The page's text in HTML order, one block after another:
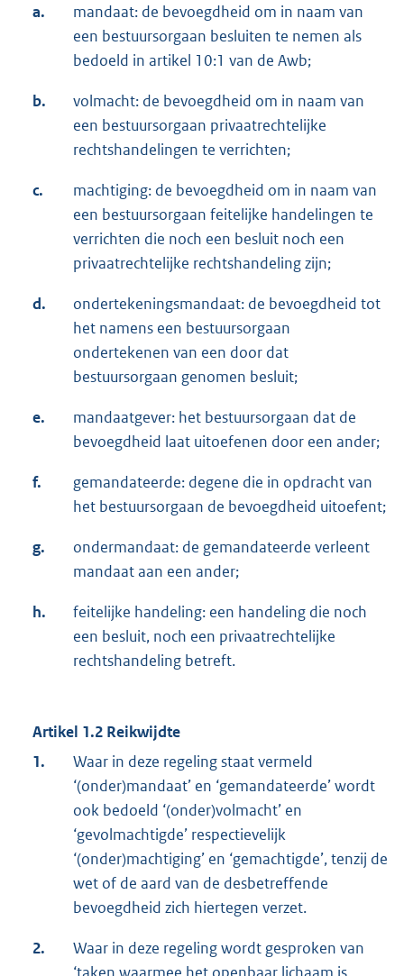
a.
mandaat: de bevoegdheid om in naam van
een bestuursorgaan besluiten te nemen als
bedoeld in artikel 10:1 van de Awb;
b.
volmacht: de bevoegdheid om in naam van
een bestuursorgaan privaatrechtelijke
rechtshandelingen te verrichten;
c.
machtiging: de bevoegdheid om in naam van
een bestuursorgaan feitelijke handelingen te
verrichten die noch een besluit noch een
privaatrechtelijke rechtshandeling zijn;
d.
ondertekeningsmandaat: de bevoegdheid tot
het namens een bestuursorgaan
ondertekenen van een door dat
bestuursorgaan genomen besluit;
e.
mandaatgever: het bestuursorgaan dat de
bevoegdheid laat uitoefenen door een ander;
f.
gemandateerde: degene die in opdracht van
het bestuursorgaan de bevoegdheid uitoefent;
g.
ondermandaat: de gemandateerde verleent
mandaat aan een ander;
h.
feitelijke handeling: een handeling die noch
een besluit, noch een privaatrechtelijke
rechtshandeling betreft.
Artikel 1.2 Reikwijdte
1.
Waar in deze regeling staat vermeld
‘(onder)mandaat’ en ‘gemandateerde’ wordt
ook bedoeld ‘(onder)volmacht’ en
‘gevolmachtigde’ respectievelijk
‘(onder)machtiging’ en ‘gemachtigde’, tenzij de
wet of de aard van de desbetreffende
bevoegdheid zich hiertegen verzet.
2.
Waar in deze regeling wordt gesproken van